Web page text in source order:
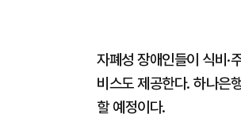
자폐성 장애인들이 식비·
비스도 제공한다. 하나은
할 예정이다.